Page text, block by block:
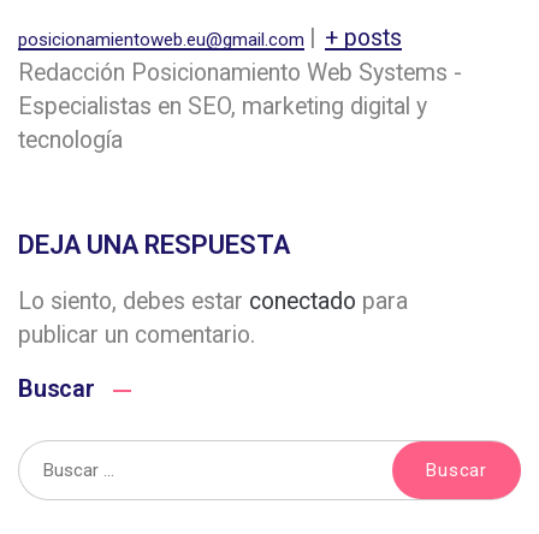
posicionamientoweb.eu@gmail.com
+ posts
Redacción Posicionamiento Web Systems -
Especialistas en SEO, marketing digital y
tecnología
DEJA UNA RESPUESTA
Lo siento, debes estar conectado para
publicar un comentario.
Buscar